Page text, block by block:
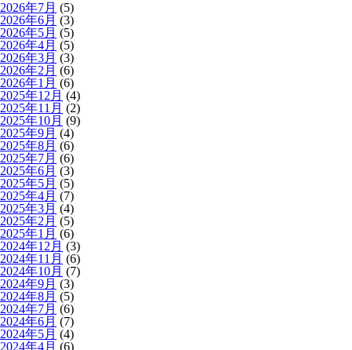
2026年7月 (5)
2026年6月 (3)
2026年5月 (5)
2026年4月 (5)
2026年3月 (3)
2026年2月 (6)
2026年1月 (6)
2025年12月 (4)
2025年11月 (2)
2025年10月 (9)
2025年9月 (4)
2025年8月 (6)
2025年7月 (6)
2025年6月 (3)
2025年5月 (5)
2025年4月 (7)
2025年3月 (4)
2025年2月 (5)
2025年1月 (6)
2024年12月 (3)
2024年11月 (6)
2024年10月 (7)
2024年9月 (3)
2024年8月 (5)
2024年7月 (6)
2024年6月 (7)
2024年5月 (4)
2024年4月 (6)